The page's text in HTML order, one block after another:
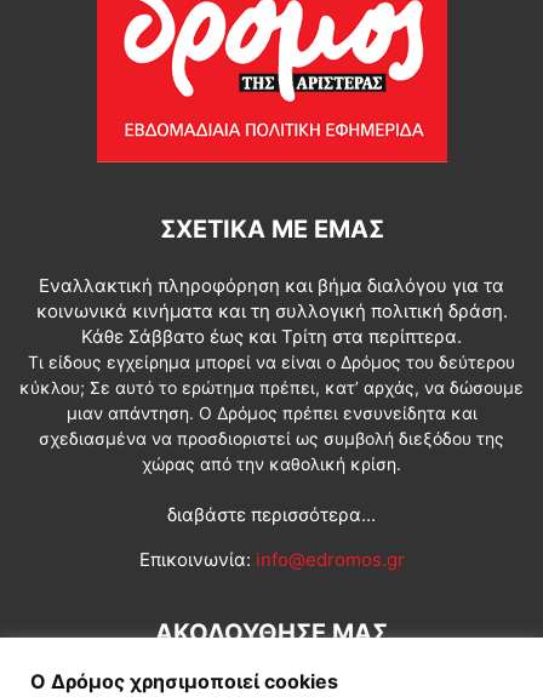
ΣΧΕΤΙΚΆ ΜΕ ΕΜΆΣ
Εναλλακτική πληροφόρηση και βήμα διαλόγου για τα
κοινωνικά κινήματα και τη συλλογική πολιτική δράση.
Κάθε Σάββατο έως και Τρίτη στα περίπτερα.
Τι είδους εγχείρημα μπορεί να είναι ο Δρόμος του δεύτερου
κύκλου; Σε αυτό το ερώτημα πρέπει, κατ’ αρχάς, να δώσουμε
μιαν απάντηση. Ο Δρόμος πρέπει ενσυνείδητα και
σχεδιασμένα να προσδιοριστεί ως συμβολή διεξόδου της
χώρας από την καθολική κρίση.
διαβάστε περισσότερα...
Επικοινωνία: info@edromos.gr
ΑΚΟΛΟΥΘΗΣΕ ΜΑΣ
Ο Δρόμος χρησιμοποιεί cookies